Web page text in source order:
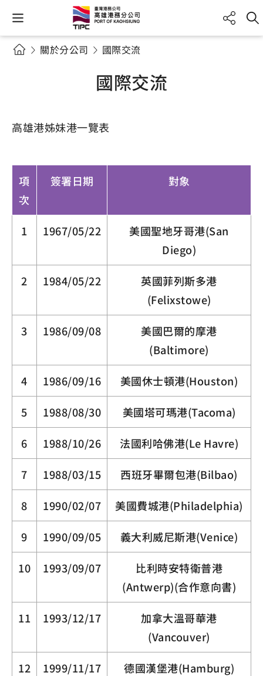
關於分公司 國際交流
國際交流
高雄港姊妹港一覽表
項
次
簽署日期 對象
1 1967/05/22
美國聖地牙哥港(San
Diego)
2 1984/05/22
英國菲列斯多港
(Felixstowe)
3 1986/09/08
美國巴爾的摩港
(Baltimore)
4 1986/09/16 美國休士頓港(Houston)
5 1988/08/30 美國塔可瑪港(Tacoma)
6 1988/10/26 法國利哈佛港(Le Havre)
7 1988/03/15 西班牙畢爾包港(Bilbao)
8 1990/02/07 美國費城港(Philadelphia)
9 1990/09/05 義大利威尼斯港(Venice)
10 1993/09/07
比利時安特衛普港
(Antwerp)(合作意向書)
11 1993/12/17
加拿大溫哥華港
(Vancouver)
12 1999/11/17 德國漢堡港(Hamburg)